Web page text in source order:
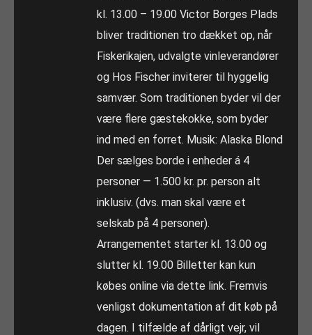
kl. 13.00 – 19.00 Victor Borges Plads
bliver traditionen tro dækket op, når
Fiskerikajen, udvalgte vinleverandører
og Hos Fischer inviterer til hyggelig
samvær. Som traditionen byder vil der
være flere gæstekokke, som byder
ind med en forret. Musik: Alaska Blond
Der sælges borde i enheder á 4
personer — 1.500 kr. pr. person alt
inklusiv. (dvs. man skal være et
selskab på 4 personer).
Arrangementet starter kl. 13.00 og
slutter kl. 19.00 Billetter kan kun
købes online via dette link. Fremvis
venligst dokumentation af dit køb på
dagen. I tilfælde af dårligt vejr, vil